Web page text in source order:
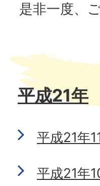
是非一度、
平成21年
平成21年
平成21年